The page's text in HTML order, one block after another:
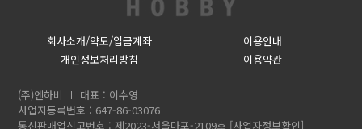
회사소개/약도/입금계좌
이용안내
개인정보처리방침
이용약관
(주)엔하비
대표 : 이수영
사업자등록번호 : 647-86-03076
통신판매업신고번호 : 제2023-서울마포-2109호 [사업자정보확인]